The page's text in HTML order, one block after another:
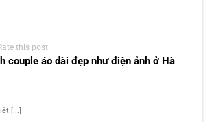
this post
couple áo dài đẹp như điện ảnh ở Hà
[...]